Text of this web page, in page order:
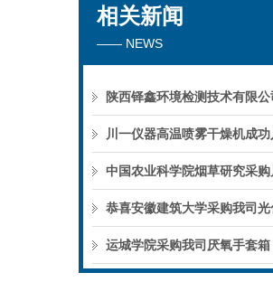
相关新闻
—— NEWS
运城学院采购我司厌氧手套箱